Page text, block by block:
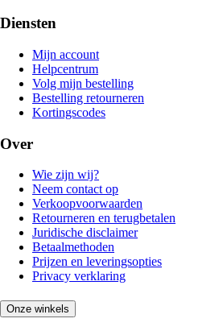
Diensten
Mijn account
Helpcentrum
Volg mijn bestelling
Bestelling retourneren
Kortingscodes
Over
Wie zijn wij?
Neem contact op
Verkoopvoorwaarden
Retourneren en terugbetalen
Juridische disclaimer
Betaalmethoden
Prijzen en leveringsopties
Privacy verklaring
Onze winkels